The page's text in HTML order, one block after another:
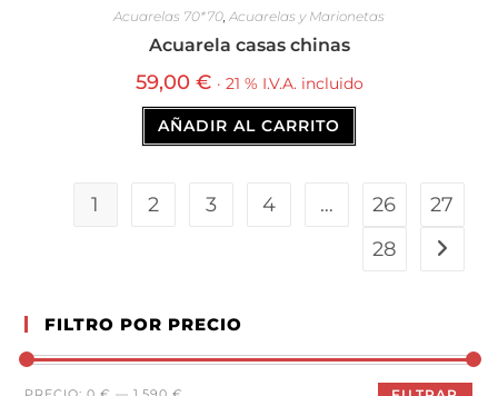
Acuarelas 70*70 Acuarelas y Marionetas
Acuarela casas chinas
59,00 € · 21 % I.V.A. incluido
AÑADIR AL CARRITO
1 2 3 4 … 26
27
28
FILTRO POR PRECIO